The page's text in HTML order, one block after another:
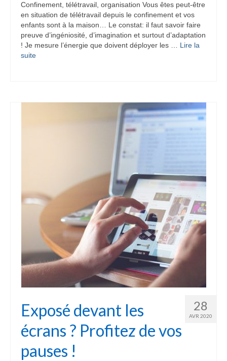
Confinement, télétravail, organisation Vous êtes peut-être
en situation de télétravail depuis le confinement et vos
enfants sont à la maison… Le constat: il faut savoir faire
preuve d’ingéniosité, d’imagination et surtout d’adaptation
! Je mesure l’énergie que doivent déployer les … Lire la
suite­­
28
AVR 2020
Exposé devant les
écrans ? Profitez de vos
pauses !